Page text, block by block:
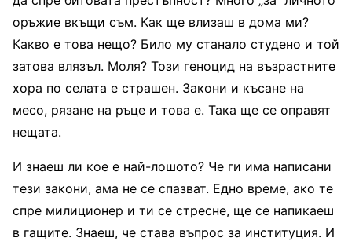
оръжие вкъщи съм. Как ще влизаш в дома ми?
Какво е това нещо? Било му станало студено и той
затова влязъл. Моля? Този геноцид на възрастните
хора по селата е страшен. Закони и късане на
месо, рязане на ръце и това е. Така ще се оправят
нещата.
И знаеш ли кое е най-лошото? Че ги има написани
тези закони, ама не се спазват. Едно време, ако те
спре милиционер и ти се стресне, ще се напикаеш
в гащите. Знаеш, че става въпрос за институция. И